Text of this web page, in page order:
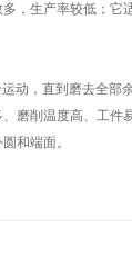
，生产率较低；它
动，直到磨去全部
磨削温度高、工件
和端面。